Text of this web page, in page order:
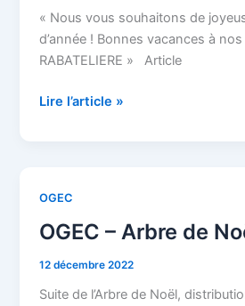
« Nous vous souhaitons de
d’année ! Bonnes vacances à
RABATELIERE » Article
d’année!
Lire l’article »
OGEC
OGEC – Arbre de
12 décembre 2022
Suite de l’Arbre de Noël,
OGEC
Arbre
de